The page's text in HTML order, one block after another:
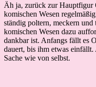
Äh ja, zurück zur Hauptfigur
komischen Wesen
ständig poltern, meckern
komischen Wesen dazu
dankbar ist. Anfangs fällt es
dauert, bis ihm etwas
Sache wie von selbst.